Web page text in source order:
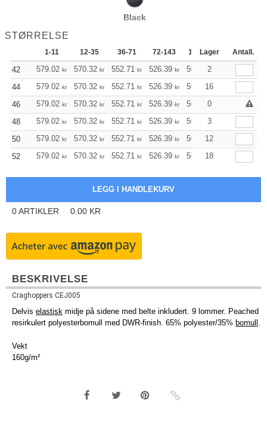
Black
STØRRELSE
1-11 12-35 36-71 72-143 144-287 288 +
Lager Antall.
42 579.02 kr 570.32 kr 552.71 kr 526.39 kr 500.082
44
579.02 kr 570.32 kr 552.71 kr 526.39 kr 500.08 kr
16
46
579.02 kr 570.32 kr 552.71 kr 526.39 kr 500.08 486.92 kr
0
48
579.02 kr 570.32 kr 552.71 kr 526.39 kr 500.083
50
579.02 kr 570.32 kr 552.71 kr 526.39 kr 500.08 kr
12
52
579.02 kr 570.32 kr 552.71 kr 526.39 kr 500.08 kr
18
0ARTIKLER 0.00 KR
BESKRIVELSE
Craghoppers CEJ005
Delvis elastisk midje på sidene med belte inkludert. 9 lommer. Peached
resirkulert polyesterbomull med DWR-finish. 65% polyester/35% bomull .
Vekt
160g/m²